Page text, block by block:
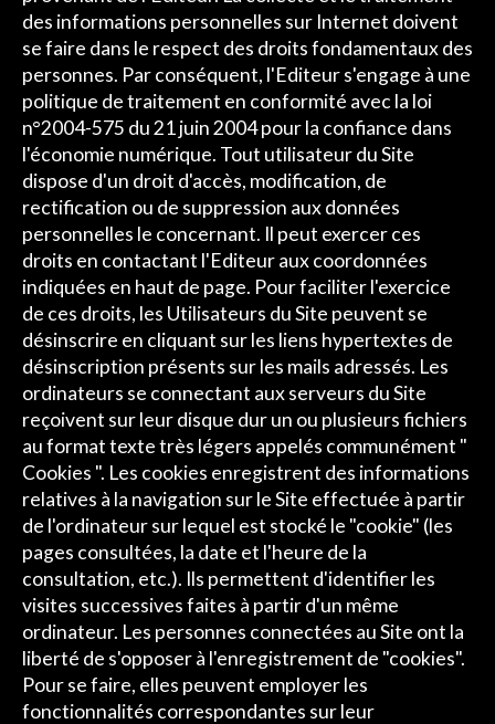
des informations personnelles sur Internet doivent
se faire dans le respect des droits fondamentaux des
personnes. Par conséquent, l'Editeur s'engage à une
politique de traitement en conformité avec la loi
n°2004-575 du 21 juin 2004 pour la confiance dans
l'économie numérique. Tout utilisateur du Site
dispose d'un droit d'accès, modification, de
rectification ou de suppression aux données
personnelles le concernant. Il peut exercer ces
droits en contactant l'Editeur aux coordonnées
indiquées en haut de page. Pour faciliter l'exercice
de ces droits, les Utilisateurs du Site peuvent se
désinscrire en cliquant sur les liens hypertextes de
désinscription présents sur les mails adressés. Les
ordinateurs se connectant aux serveurs du Site
reçoivent sur leur disque dur un ou plusieurs fichiers
au format texte très légers appelés communément "
Cookies ". Les cookies enregistrent des informations
relatives à la navigation sur le Site effectuée à partir
de l'ordinateur sur lequel est stocké le "cookie" (les
pages consultées, la date et l'heure de la
consultation, etc.). Ils permettent d'identifier les
visites successives faites à partir d'un même
ordinateur. Les personnes connectées au Site ont la
liberté de s'opposer à l'enregistrement de "cookies".
Pour se faire, elles peuvent employer les
fonctionnalités correspondantes sur leur